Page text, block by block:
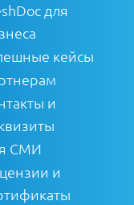
для
кейсы
и
СМИ
и